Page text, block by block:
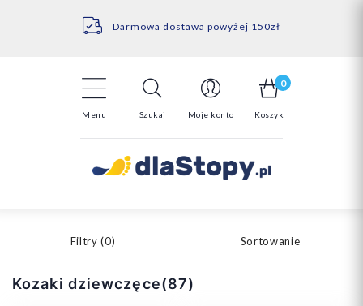
Darmowa dostawa powyżej 150zł
14 Dni na darmowy zwrot*
Menu Szukaj Moje konto
0
Koszyk
Filtry (0) Sortowanie
Kozaki dziewczęce(87)